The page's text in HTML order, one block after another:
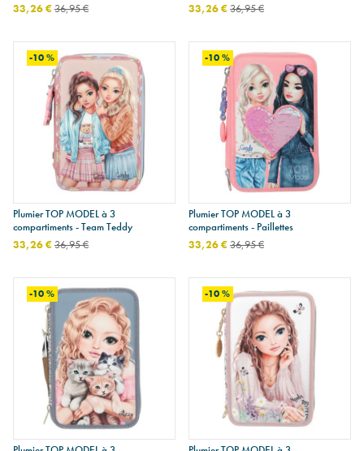
33,26 €36,95 €
33,26 €36,95 €
-10 %
Plumier TOP MODEL à 3
compartiments - Team Teddy
33,26 €36,95 €
-10 %
Plumier TOP MODEL à 3
compartiments - Paillettes
33,26 €36,95 €
-10 % -10 %